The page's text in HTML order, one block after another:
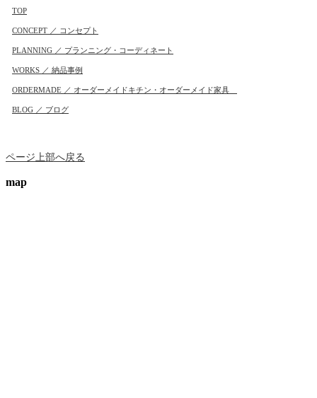
TOP
CONCEPT ／ コンセプト
PLANNING ／ プランニング・コーディネート
WORKS ／ 納品事例
ORDERMADE ／ オーダーメイドキチン・オーダーメイド家具
BLOG ／ ブログ
ページ上部へ戻る
map